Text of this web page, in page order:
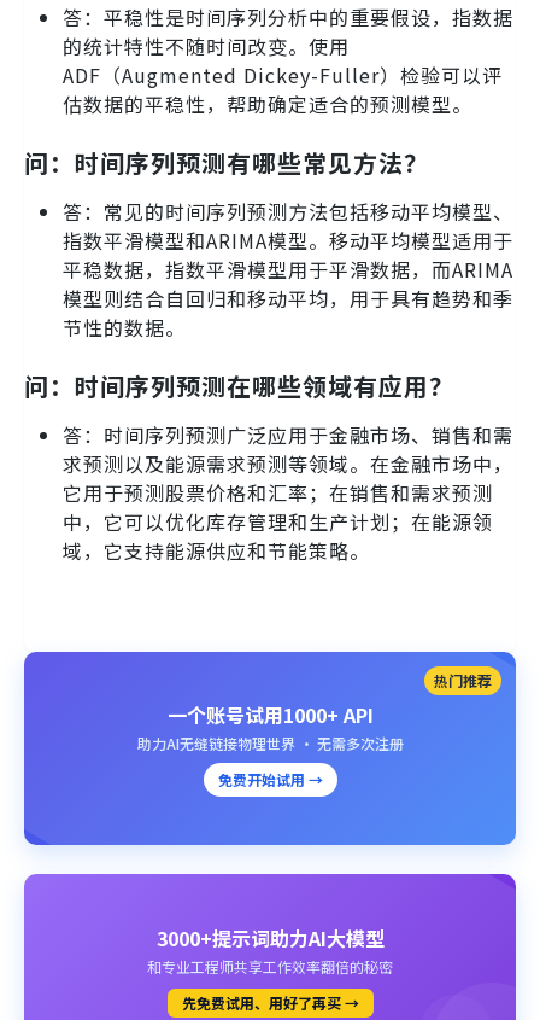
答：平稳性是时间序列分析中的重要假设，指数据
的统计特性不随时间改变。使用
ADF（Augmented Dickey-Fuller）检验可以评
估数据的平稳性，帮助确定适合的预测模型。
问：时间序列预测有哪些常见方法？
答：常见的时间序列预测方法包括移动平均模型、
指数平滑模型和ARIMA模型。移动平均模型适用于
平稳数据，指数平滑模型用于平滑数据，而ARIMA
模型则结合自回归和移动平均，用于具有趋势和季
节性的数据。
问：时间序列预测在哪些领域有应用？
答：时间序列预测广泛应用于金融市场、销售和需
求预测以及能源需求预测等领域。在金融市场中，
它用于预测股票价格和汇率；在销售和需求预测
中，它可以优化库存管理和生产计划；在能源领
域，它支持能源供应和节能策略。
热门推荐
一个账号试用1000+ API
助力AI无缝链接物理世界 · 无需多次注册
免费开始试用 →
3000+提示词助力AI大模型
和专业工程师共享工作效率翻倍的秘密
先免费试用、用好了再买 →